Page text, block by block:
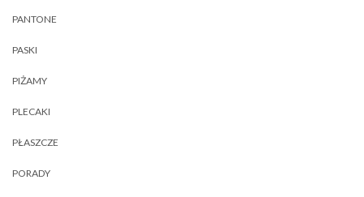
PANTONE
PASKI
PIŻAMY
PLECAKI
PŁASZCZE
PORADY